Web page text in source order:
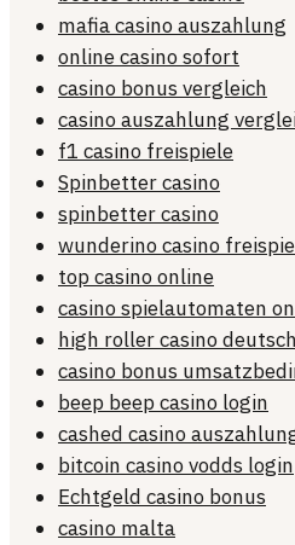
mafia casino auszahlung
online casino sofort
casino bonus vergleich
casino auszahlung
f1 casino freispiele
Spinbetter casino
spinbetter casino
wunderino casino
top casino online
casino spielautomaten
high roller casino deutsch
casino bonus
beep beep casino login
cashed casino
bitcoin casino vodds login
Echtgeld casino bonus
casino malta